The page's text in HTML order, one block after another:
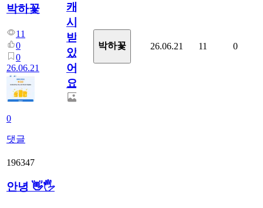
박하꽃
11
0
0
26.06.21
0
댓글
캐
시
받
았
어
요.
박하꽃 26.06.21 11 0
196347
안녕 👋🖐